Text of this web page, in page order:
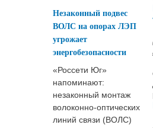
в
Незаконный подвес
ВОЛС на опорах ЛЭП
угрожает
энергобезопасности
«Россети Юг»
напоминают:
незаконный монтаж
волоконно‑оптических
линий связи (ВОЛС)